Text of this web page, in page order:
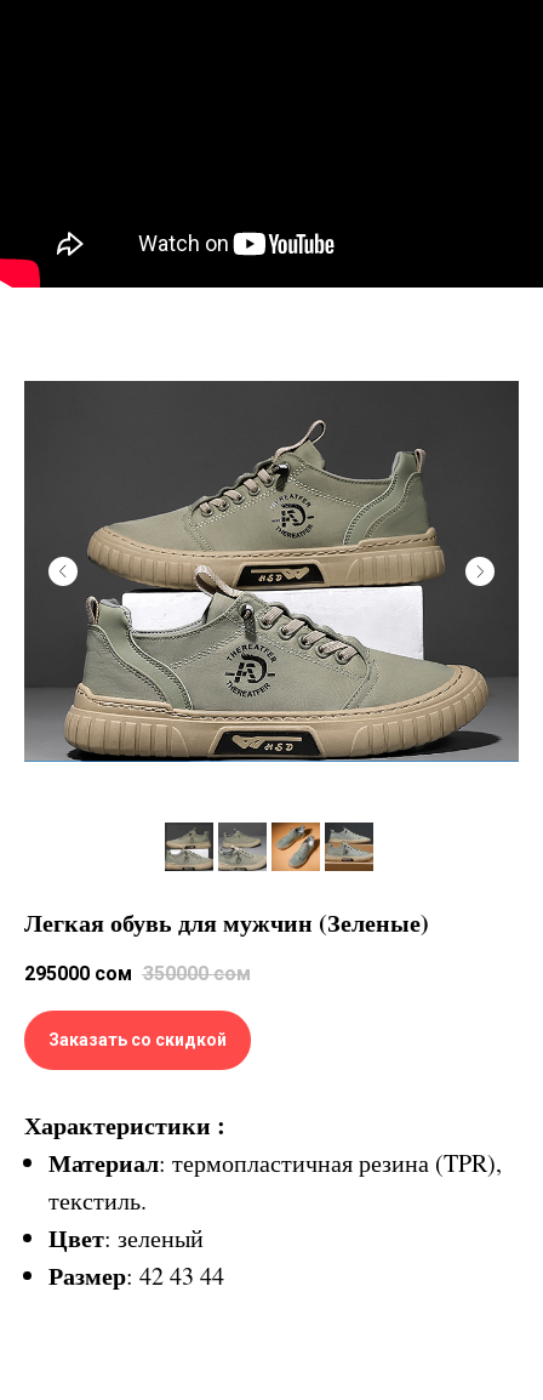
Легкая обувь для мужчин (Зеленые)
295000 сом 350000 сом
Заказать со скидкой
Характеристики :
Материал: термопластичная резина (TPR),
текстиль.
Цвет: зеленый
Размер: 42 43 44